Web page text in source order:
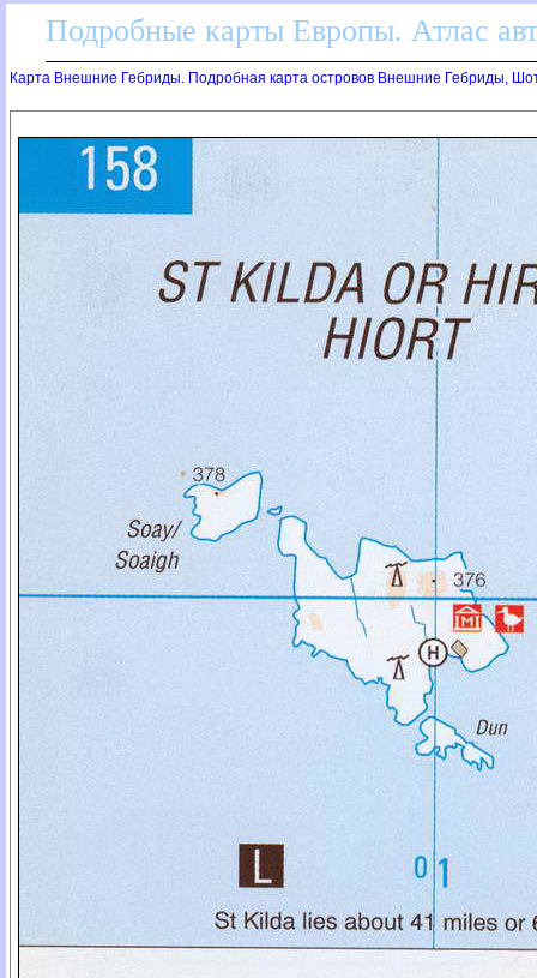
Подробные карты Европы. Атлас
Карта Внешние Гебриды. Подробная карта островов Внешние Гебриды,